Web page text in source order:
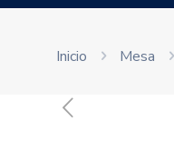
Inicio Mesa